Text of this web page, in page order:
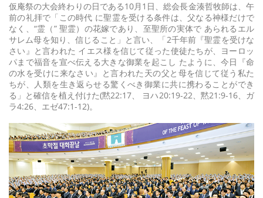
仮庵祭の大会終わりの日である10月1日、総会長金湊哲牧師は、午
前の礼拝で「この時代 に聖霊を受ける条件は、父なる神様だけで
なく、“霊（” 聖霊）の花嫁であり、至聖所の実体で あられるエル
サレム母を知り、信じること」と言い、「2千年前『聖霊を受けな
さい』と言われた イエス様を信じて従った使徒たちが、ヨーロッ
パまで福音を宣べ伝える大きな御業を起こし たように、今日『命
の水を受けに来なさい』と言われた天の父と母を信じて従う私た
ちが、人類を生き返らせる驚くべき御業に共に携わることができ
る」と確信を植え付けた(黙22:17、 ヨハ20:19-22、黙21:9-16、ガ
ラ4:26、エゼ47:1-12)。